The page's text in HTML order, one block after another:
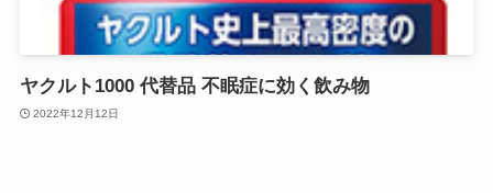
ヤクルト1000 代替品 不眠症に効く飲み物
2022年12月12日